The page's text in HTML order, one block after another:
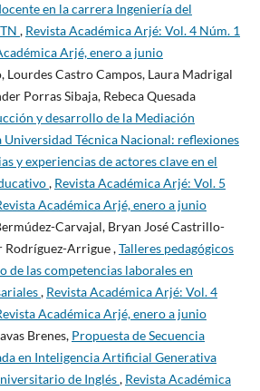
en la carrera Ingeniería del
, Revista Académica Arjé: Vol. 4 Núm. 1
Arjé, enero a junio
Lourdes Castro Campos, Laura Madrigal
Porras Sibaja, Rebeca Quesada
y desarrollo de la Mediación
Universidad Técnica Nacional: reflexiones
y experiencias de actores clave en el
, Revista Académica Arjé: Vol. 5
Académica Arjé, enero a junio
Carvajal, Bryan José Castrillo-
Rodríguez-Arrigue ,Talleres pedagógicos
de las competencias laborales en
, Revista Académica Arjé: Vol. 4
Académica Arjé, enero a junio
Brenes, Propuesta de Secuencia
en Inteligencia Artificial Generativa
de Inglés, Revista Académica